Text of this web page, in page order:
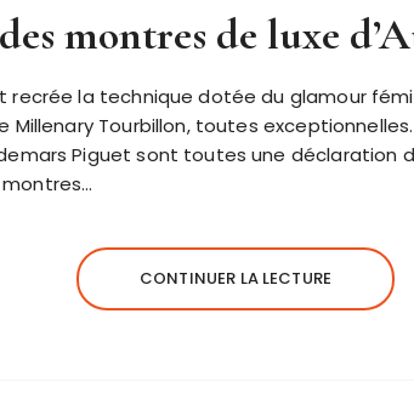
montres de luxe
recrée la technique dotée du glamour
Millenary Tourbillon, toutes
Piguet sont toutes une déclaration
CONTINUER LA LECTURE